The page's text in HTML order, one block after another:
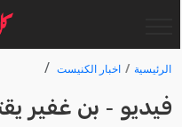
الرئيسية اخبار الكنيست
فيديو - بن غفير